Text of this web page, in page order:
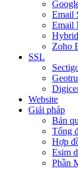
Email
Email
Zoho
SSL
Website
Giải pháp
Bản
Tổng
Hợp
Esim
Phần